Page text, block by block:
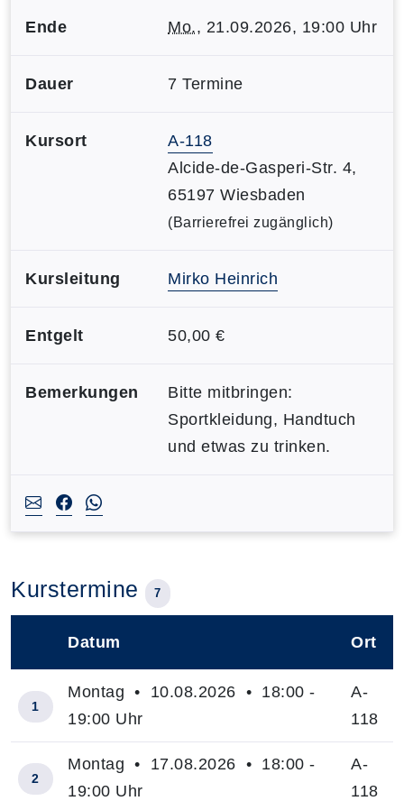
Ende Mo., 21.09.2026, 19:00 Uhr
Dauer 7 Termine
Kursort
A-118
Alcide-de-Gasperi-Str. 4,
65197 Wiesbaden
(Barrierefrei zugänglich)
Kursleitung Mirko Heinrich
Entgelt 50,00 €
Bemerkungen
Bitte mitbringen:
Sportkleidung, Handtuch
und etwas zu trinken.
Kurstermine 7
Datum Ort
1
Montag • 10.08.2026 • 18:00 -
19:00 Uhr
A-
118
2
Montag • 17.08.2026 • 18:00 -
19:00 Uhr
A-
118